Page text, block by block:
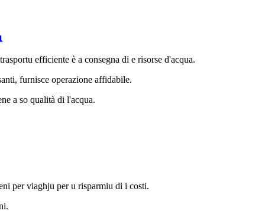
efficiente è a consegna di e risorse d'acqua.
furnisce operazione affidabile.
a so qualità di l'acqua.
per viaghju per u risparmiu di i costi.